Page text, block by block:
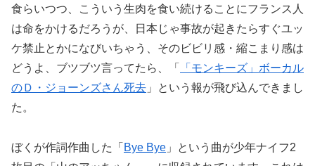
食らいつつ、こういう生肉を食い続けることにフランス人
は命をかけるだろうが、日本じゃ事故が起きたらすぐユッ
ケ禁止とかになびいちゃう、そのビビリ感・縮こまり感は
どうよ、ブツブツ言ってたら、「
「モンキーズ」ボーカル
のＤ・ジョーンズさん死去 」という報が飛び込んできまし
た。
ぼくが作詞作曲した「 Bye Bye 」という曲が少年ナイフ2